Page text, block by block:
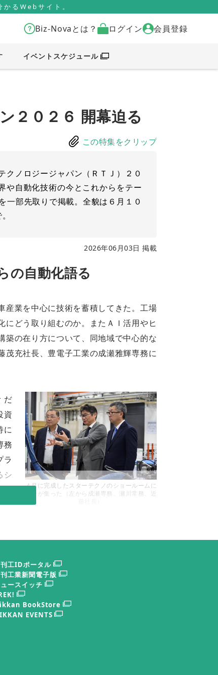
るWebサイト。
Biz-Novaとは？ ログイン 会員登録
イベントスケジュール
２０２６ 開幕迫る
この特集をクリップ
ノロジージャパン（ＲＴＪ）２０
や自動化技術の今とこれからをテー
一部先取りで掲載。全貌は６月１０
2026年06月03日 掲載
の自動化語る
業を中心に技術を蓄積してきた。工場
どう取り組むのか。またＡＩ活用やヒ
築の在り方について、同地域で中心的な
茂充社長、豊電子工業の成瀬雅輝専務に
４月に完成したスターテクノのショールームに
三者が集った（左から成瀬専務、瀬川常務、近
だ
資
に
務
ラ
シ
。物流以外にも今後、ロボットや自動
進歩は飛躍的で適切な利用には人材教
育成が重要になるだろう」と近藤製作
刊工IDポータル
工業新聞電子版
ースイッチ
BookStore
EVENTS